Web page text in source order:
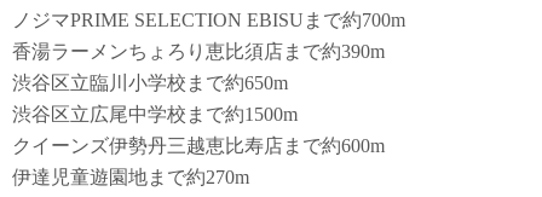
ノジマPRIME SELECTION EBISUまで約700m
香湯ラーメンちょろり恵比須店まで約390m
渋谷区立臨川小学校まで約650m
渋谷区立広尾中学校まで約1500m
クイーンズ伊勢丹三越恵比寿店まで約600m
伊達児童遊園地まで約270m